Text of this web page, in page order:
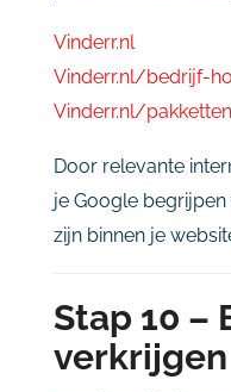
Vinderr.nl
Vinderr.nl/bedrijf-
Vinderr.nl/
Door relevante
je Google begrijpen
zijn binnen je
Stap 10 –
verkrijgen